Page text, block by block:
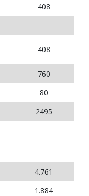
408
408
760
80
2495
4.761
1.884